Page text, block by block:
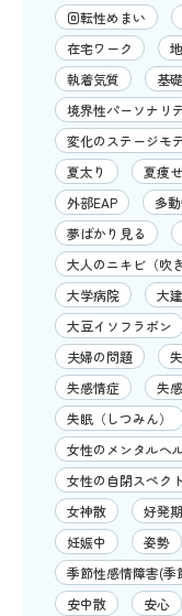
回転性めまい
在宅ワーク
執着気質
基
境界性パーソナリ
変化のステージモ
夏太り
夏痩せ
外部EAP
多
夢ばかり見る
大人のニキビ（吹
大学病院
大
大豆イソフラボン
夫婦の問題
失感情症
失
失眠（しつみん）
女性のメンタルヘ
女性の自閉スペク
女神散
好発期
妊娠中
姿勢
季節性感情障害(季
安中散
安心